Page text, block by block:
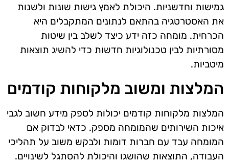
גמישות וחדשניות. היכולת לאמץ גישות שונות ולשנות
את האסטרטגיה בהתאם לנתונים המתקבלים היא
הכרחית. מומחה כזה ידע כיצד לשלב בין שיטות
מסורתיות לבין טכנולוגיות חדשות כדי להשיג תוצאות
מיטביות.
המלצות ומשוב מלקוחות קודמים
המלצות מלקוחות קודמים יכולות לספק מידע חשוב לגבי
איכות השירותים שהמומחה מספק. כדאי לבדוק אם
המומחה עבד עם חברות דומות ולבקש משוב על תהליכי
העבודה, התוצאות שהושגו והיכולת להסתגל לשינויים.